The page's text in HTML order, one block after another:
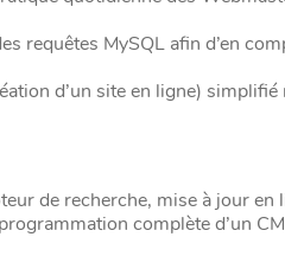
requêtes MySQL afin d’en
d’un site en ligne)
de recherche, mise à jour en
complète d’un